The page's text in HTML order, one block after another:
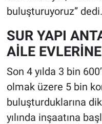
buluşturuyoruz” dedi.
SUR YAPI
AİLE
Son 4 yılda 3 bin
olmak üzere 5 bin
buluşturduklarına
yılında inşaatına